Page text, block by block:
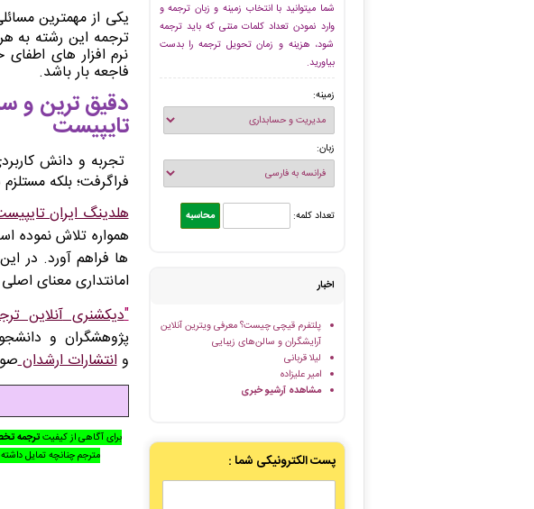
شما میتوانید با انتخاب زمینه و زبان ترجمه و
وارد نمودن تعداد کلمات متنی که باید ترجمه
شود، هزینه و زمان تحویل ترجمه را بدست
بیاورید.
زمینه:
زبان:
تعداد کلمه:
اخبار
پلتفرم قیچی چیست؟ معرفی ویترین آنلاین
آرایشگران و سالن‌های زیبایی
لیلا قربانی
امیر علیزاده
مشاهده آرشیو خبری
پست الکترونیکی شما :
یکی از مهمترین
ترجمه این رشته به
نرم افزار های
فاجعه بار باشد.
دقیق ترین و
تایپیست
تجربه و دانش
فراگرفت؛ بلکه
هلدینگ ایران
همواره تلاش نموده
ها فراهم آورد. در
امانتداری معنای
"دیکشنریآنلاین
پژوهشگران و
وانتشارات ارشدان
برای آگاهی از کیفیت ترجمه
مترجم چنانچه تمایل